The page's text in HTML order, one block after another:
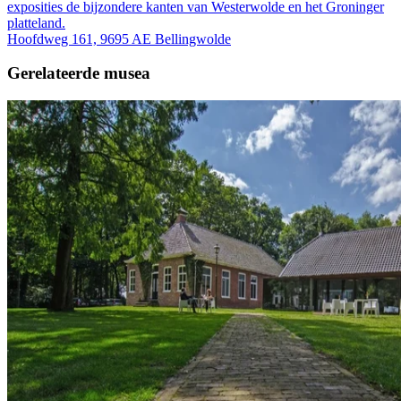
exposities de bijzondere kanten van Westerwolde en het Groninger
platteland.
Hoofdweg 161, 9695 AE Bellingwolde
Gerelateerde musea